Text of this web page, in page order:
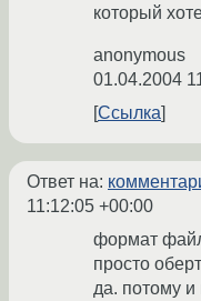
который
anonymous
01.04.2004
Ссылка
Ответ на:
11:12:05 +00:00
формат
просто
да. потому и